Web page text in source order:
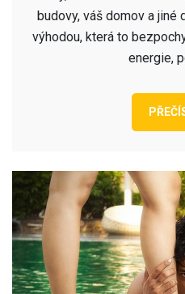
budovy, váš domov a
výhodou, která to
energie,